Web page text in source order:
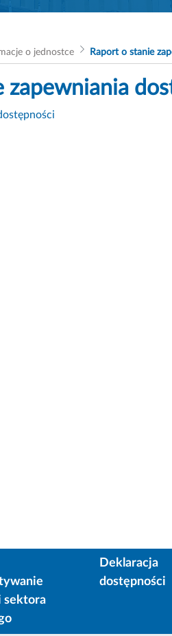
o jednostce Raport o stanie
zapewniania
sektora
Deklaracja
dostępności